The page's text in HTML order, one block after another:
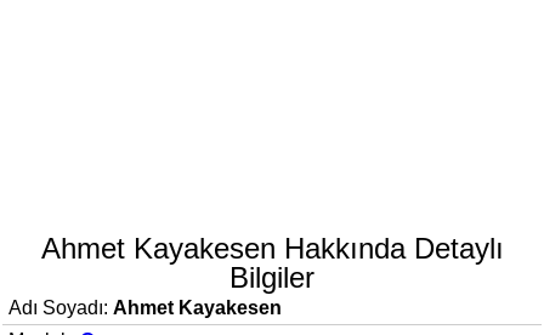
Ahmet Kayakesen Hakkında Detaylı
Bilgiler
Adı Soyadı: Ahmet Kayakesen